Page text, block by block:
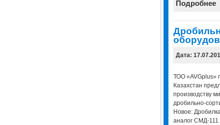
Подробнее
Дата:
ТОО «AVGplus»
Казахстан
производству
дробильно-
Новое:
аналог СМД-